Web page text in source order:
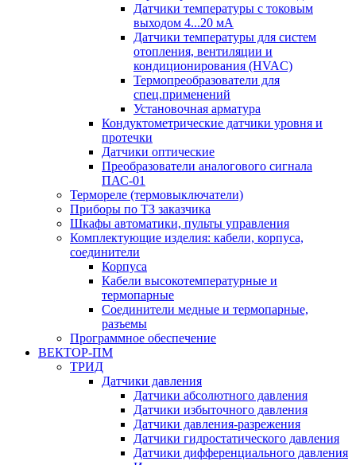
Датчики температуры с токовым
выходом 4...20 мА
Датчики температуры для систем
отопления, вентиляции и
кондиционирования (HVAC)
Термопреобразователи для
спец.применений
Установочная арматура
Кондуктометрические датчики уровня и
протечки
Датчики оптические
Преобразователи аналогового сигнала
ПАС-01
Термореле (термовыключатели)
Приборы по ТЗ заказчика
Шкафы автоматики, пульты управления
Комплектующие изделия: кабели, корпуса,
соединители
Корпуса
Кабели высокотемпературные и
термопарные
Соединители медные и термопарные,
разъемы
Программное обеспечение
ВЕКТОР-ПМ
ТРИД
Датчики давления
Датчики абсолютного давления
Датчики избыточного давления
Датчики давления-разрежения
Датчики гидростатического давления
Датчики дифференциального давления